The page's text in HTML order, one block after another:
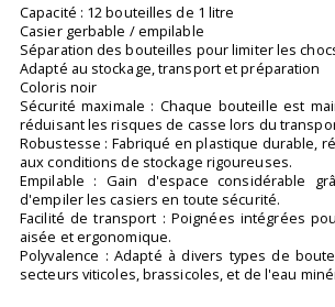
Capacité : 12 bouteilles de 1 litre
Casier gerbable / empilable
Séparation des bouteilles pour limiter les
Adapté au stockage, transport et préparation
Coloris noir
Sécurité maximale : Chaque bouteille est
réduisant les risques de casse lors du
Robustesse : Fabriqué en plastique durable,
aux conditions de stockage rigoureuses.
Empilable : Gain d'espace considérable
d'empiler les casiers en toute sécurité.
Facilité de transport : Poignées intégrées
aisée et ergonomique.
Polyvalence : Adapté à divers types de
secteurs viticoles, brassicoles, et de l'eau